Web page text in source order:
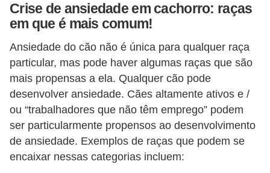
Crise de ansiedade em cachorro: raças
em que é mais comum!
Ansiedade do cão não é única para qualquer raça
particular, mas pode haver algumas raças que são
mais propensas a ela. Qualquer cão pode
desenvolver ansiedade. Cães altamente ativos e /
ou “trabalhadores que não têm emprego” podem
ser particularmente propensos ao desenvolvimento
de ansiedade. Exemplos de raças que podem se
encaixar nessas categorias incluem:
e
n
t
a
i
s
C
ã
e